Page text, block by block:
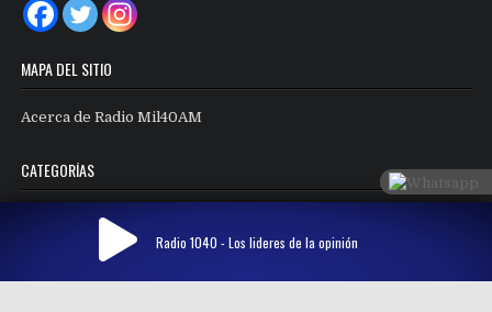
MAPA DEL SITIO
Acerca de Radio Mil40AM
CATEGORÍAS
Radio 1040 - Los lideres de la opinión